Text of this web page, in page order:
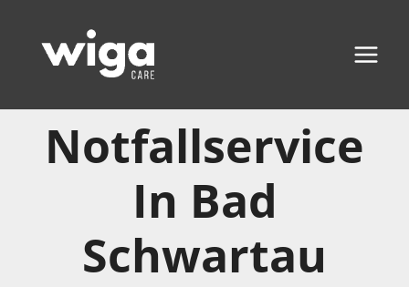
Inhalt
springen
Notfallservice
In Bad
Schwartau